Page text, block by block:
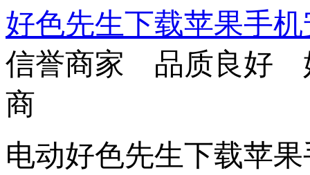
信誉商家 品质良好
商
电动好色先生下载苹